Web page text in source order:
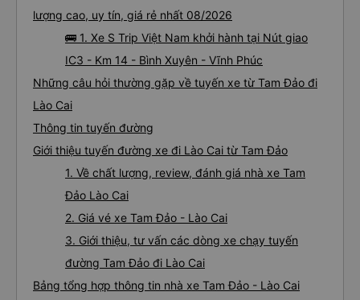
lượng cao, uy tín, giá rẻ nhất 08/2026
🚌 1. Xe S Trip Việt Nam khởi hành tại Nút giao
IC3 - Km 14 - Bình Xuyên - Vĩnh Phúc
Những câu hỏi thường gặp về tuyến xe từ Tam Đảo đi
Lào Cai
Thông tin tuyến đường
Giới thiệu tuyến đường xe đi Lào Cai từ Tam Đảo
1. Về chất lượng, review, đánh giá nhà xe Tam
Đảo Lào Cai
2. Giá vé xe Tam Đảo - Lào Cai
3. Giới thiệu, tư vấn các dòng xe chạy tuyến
đường Tam Đảo đi Lào Cai
Bảng tổng hợp thông tin nhà xe Tam Đảo - Lào Cai